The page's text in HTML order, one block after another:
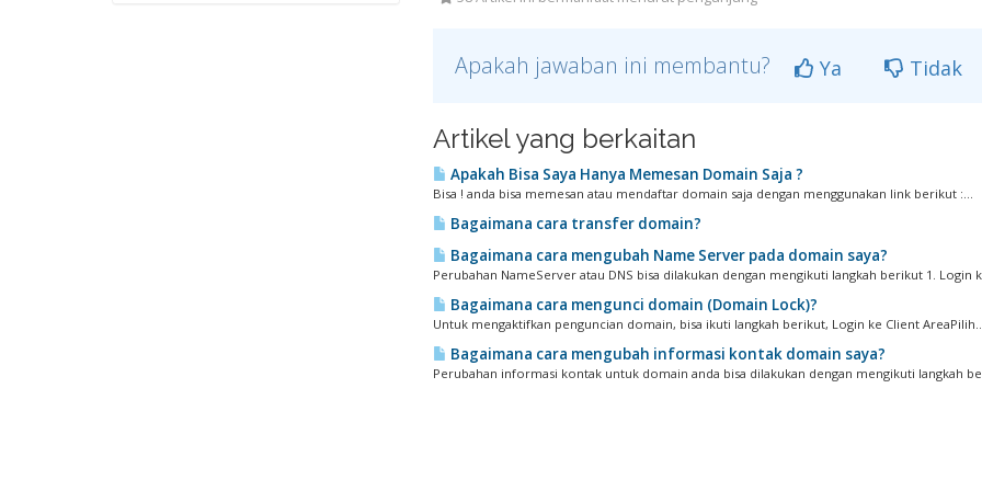
Apakah jawaban ini membantu? Ya Tidak
Artikel yang berkaitan
Apakah Bisa Saya Hanya Memesan Domain Saja ?
Bisa ! anda bisa memesan atau mendaftar domain saja dengan menggunakan link berikut :...
Bagaimana cara transfer domain?
Bagaimana cara mengubah Name Server pada domain saya?
Perubahan NameServer atau DNS bisa dilakukan dengan mengikuti langkah berikut 1. Login
Bagaimana cara mengunci domain (Domain Lock)?
Untuk mengaktifkan penguncian domain, bisa ikuti langkah berikut, Login ke Client
Bagaimana cara mengubah informasi kontak domain saya?
Perubahan informasi kontak untuk domain anda bisa dilakukan dengan mengikuti langkah